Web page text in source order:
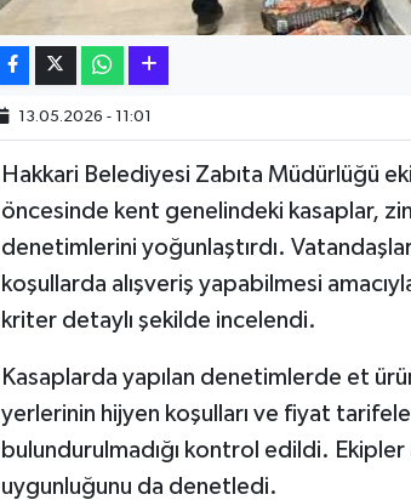
13.05.2026 - 11:01
Hakkari Belediyesi Zabıta Müdürlüğü
öncesinde kent genelindeki kasaplar,
denetimlerini yoğunlaştırdı.
koşullarda alışveriş yapabilmesi
kriter detaylı şekilde incelendi.
Kasaplarda yapılan denetimlerde et
yerlerinin hijyen koşulları ve fiyat
bulundurulmadığı kontrol edildi. Ekipler
uygunluğunu da denetledi.